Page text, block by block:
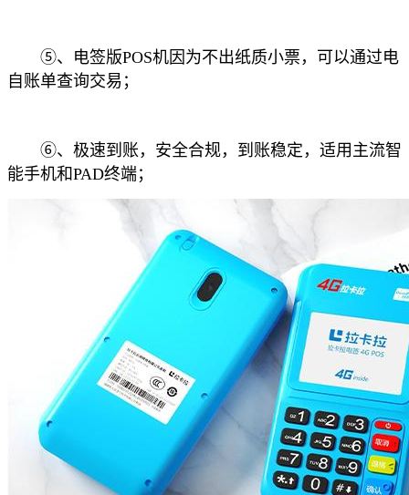
⑤、电签版POS机因为不出纸质小票，可以通过电
自账单查询交易；
⑥、极速到账，安全合规，到账稳定，适用主流智
能手机和PAD终端；